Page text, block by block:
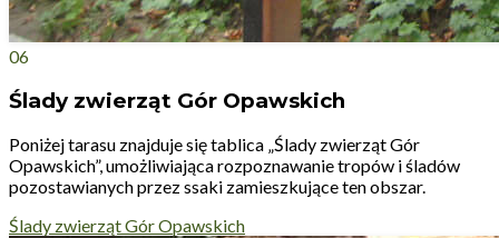
06
Ślady zwierząt Gór Opawskich
Poniżej tarasu znajduje się tablica „Ślady zwierząt Gór
Opawskich”, umożliwiająca rozpoznawanie tropów i śladów
pozostawianych przez ssaki zamieszkujące ten obszar.
Ślady zwierząt Gór Opawskich